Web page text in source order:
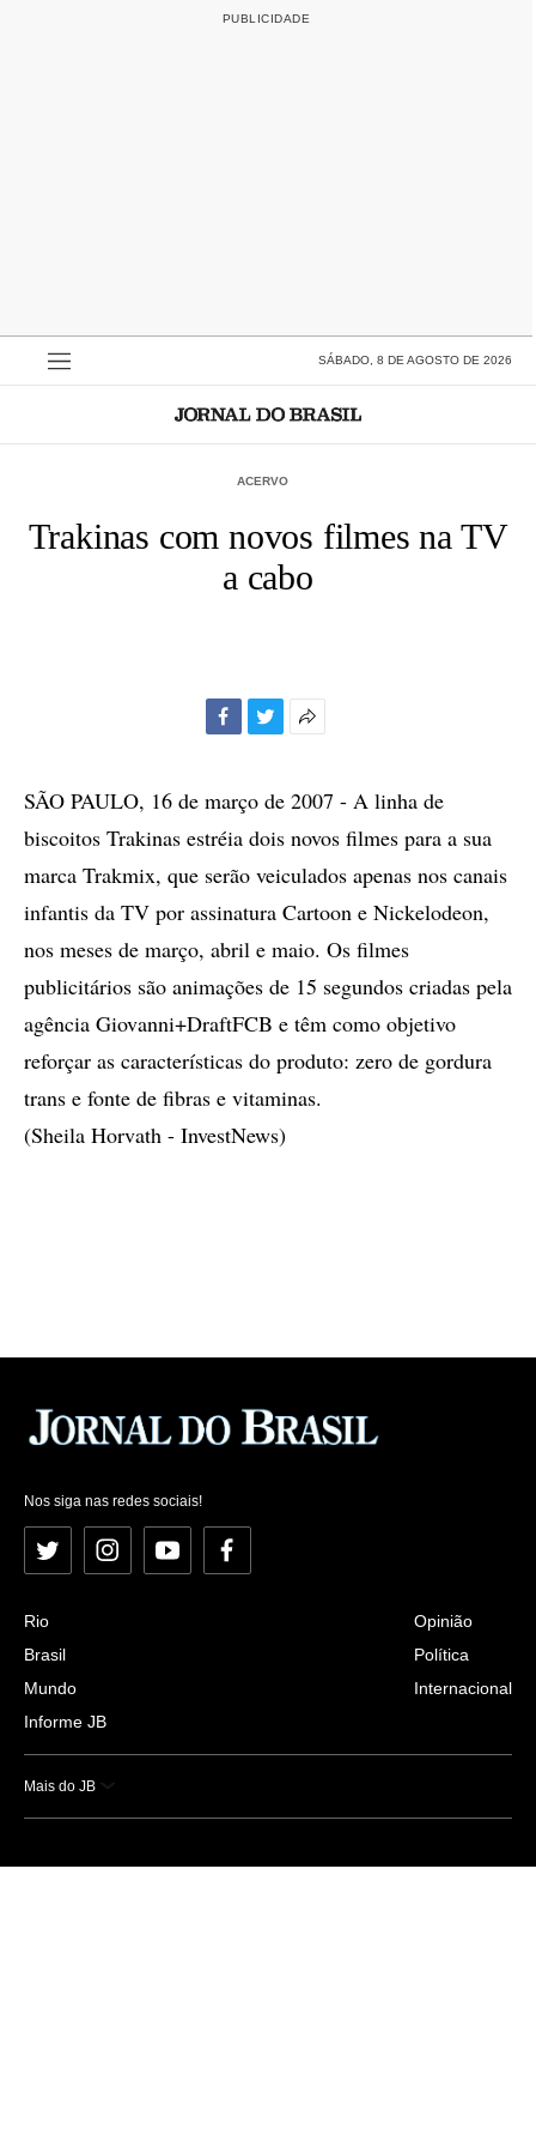
SÁBADO, 8 DE AGOSTO DE 2026
ACERVO
Trakinas com novos filmes na TV
a cabo
compartilhamento
SÃO PAULO, 16 de março de 2007 - A linha de
biscoitos Trakinas estréia dois novos filmes para a sua
marca Trakmix, que serão veiculados apenas nos canais
infantis da TV por assinatura Cartoon e Nickelodeon,
nos meses de março, abril e maio. Os filmes
publicitários são animações de 15 segundos criadas pela
agência Giovanni+DraftFCB e têm como objetivo
reforçar as características do produto: zero de gordura
trans e fonte de fibras e vitaminas.
(Sheila Horvath - InvestNews)
Nos siga nas redes sociais!
Twitter InstagramYouTubeFacebook
Rio
Brasil
Mundo
Informe JB
Opinião
Política
Internacional
Mais do JB
Esportes